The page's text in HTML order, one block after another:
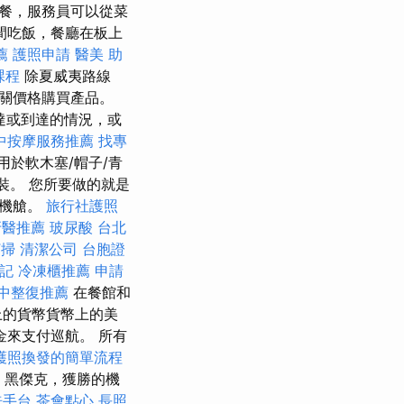
，服務員可以從菜
飯，餐廳在板上
護照申請 醫美 助
程 除夏威夷路線
格購買產品。
到達的情況，或
按摩服務推薦 找專
於軟木塞/帽子/青
。 您所要做的就是
艙。 旅行社護照
推薦 玻尿酸 台北
清潔公司 台胞證
冷凍櫃推薦 申請
整復推薦 在餐館和
貨幣貨幣上的美
來支付巡航。 所有
照換發的簡單流程
傑克，獲勝的機
台 茶會點心 長照